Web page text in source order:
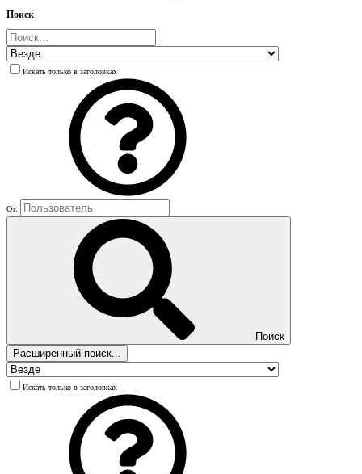
Поиск
Искать только в заголовках
От:
Поиск
Расширенный поиск...
Искать только в заголовках